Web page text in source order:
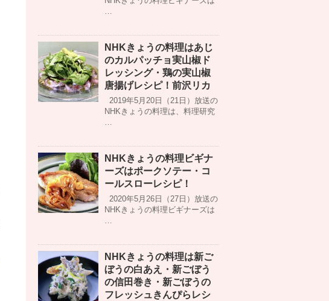
…
NHKきょうの料理はあじ
のカルパッチョ実山椒ド
レッシング・鶏の実山椒
唐揚げレシピ！前沢リカ
2019年5月20日（21日）放送の
NHKきょうの料理は、料理研究
…
NHKきょうの料理ビギナ
ーズはポークソテー・コ
ールスローレシピ！
2020年5月26日（27日）放送の
NHKきょうの料理ビギナーズは
…
NHKきょうの料理は新ご
ぼうの白あえ・新ごぼう
の信田巻き・新ごぼうの
フレッシュきんぴらレシ